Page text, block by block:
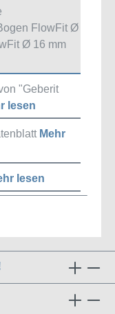
FlowFit Ø
Ø 16 mm
"Geberit
lesen
Mehr
lesen